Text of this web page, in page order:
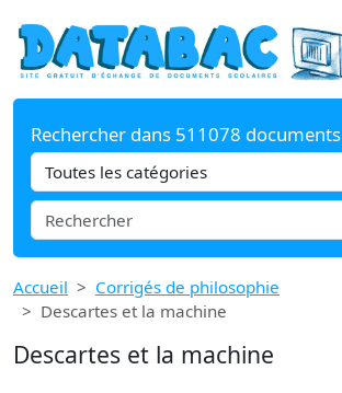
Rechercher dans 511078 documents
Accueil
Corrigés de philosophie
Descartes et la machine
Descartes et la machine